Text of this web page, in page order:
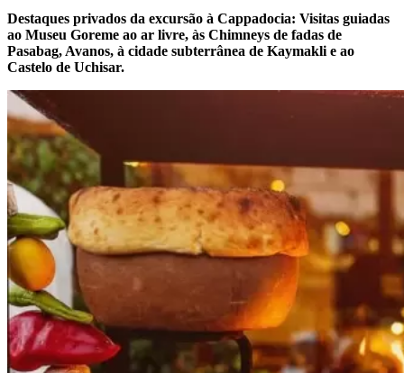
Destaques privados da excursão à Cappadocia: Visitas guiadas
ao Museu Goreme ao ar livre, às Chimneys de fadas de
Pasabag, Avanos, à cidade subterrânea de Kaymakli e ao
Castelo de Uchisar.